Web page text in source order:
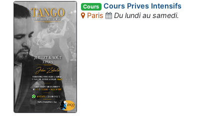
Cours Cours Prives Intensifs
Paris
Du lundi au samedi.